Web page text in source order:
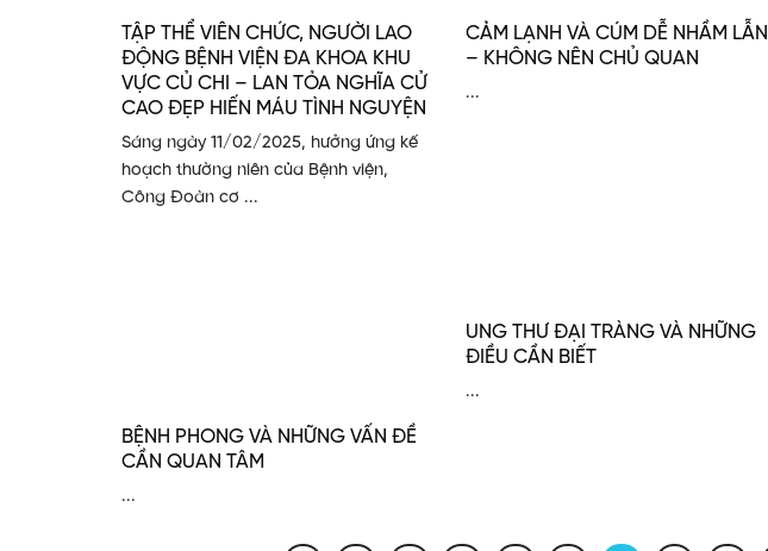
TẬP THỂ VIÊN CHỨC, NGƯỜI LAO
ĐỘNG BỆNH VIỆN ĐA KHOA KHU
VỰC CỦ CHI – LAN TỎA NGHĨA CỬ
CAO ĐẸP HIẾN MÁU TÌNH NGUYỆN
Sáng ngày 11/02/2025, hưởng ứng kế
hoạch thường niên của Bệnh viện,
Công Đoàn cơ ...
CẢM LẠNH VÀ CÚM DỄ NHẦM LẪN
– KHÔNG NÊN CHỦ QUAN
...
UNG THƯ ĐẠI TRÀNG VÀ NHỮNG
ĐIỀU CẦN BIẾT
...
BỆNH PHONG VÀ NHỮNG VẤN ĐỀ
CẦN QUAN TÂM
...